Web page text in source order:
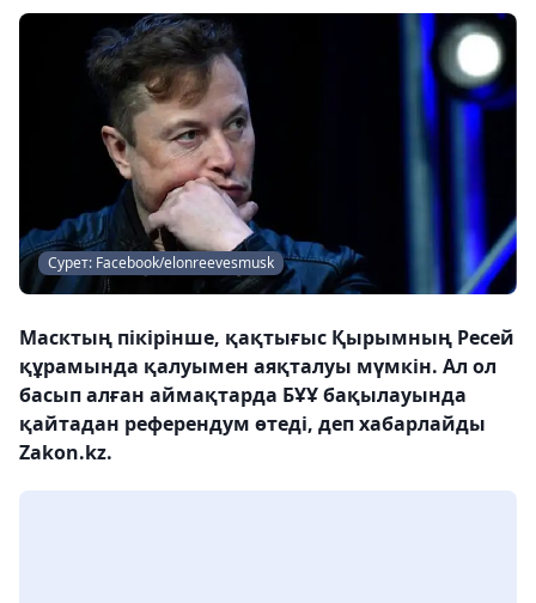
Сурет: Facebook/elonreevesmusk
Масктың пікірінше, қақтығыс Қырымның Ресей
құрамында қалуымен аяқталуы мүмкін. Ал ол
басып алған аймақтарда БҰҰ бақылауында
қайтадан референдум өтеді, деп хабарлайды
Zakon.kz.